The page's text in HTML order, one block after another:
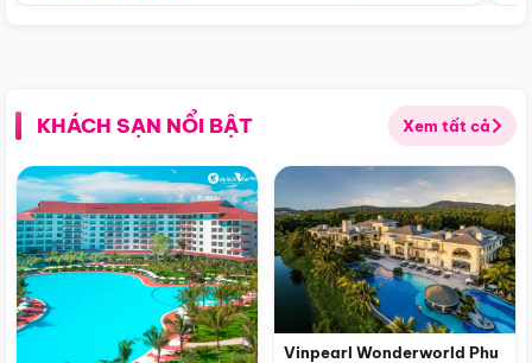
KHÁCH SẠN NỔI BẬT Xem tất cả
Vinpearl Wonderworld Phu